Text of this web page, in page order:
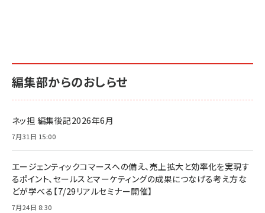
編集部からのおしらせ
ネッ担 編集後記2026年6月
7月31日 15:00
エージェンティックコマースへの備え、売上拡大と効率化を実現す
るポイント、セールスとマーケティングの成果につなげる考え方な
どが学べる【7/29リアルセミナー開催】
7月24日 8:30